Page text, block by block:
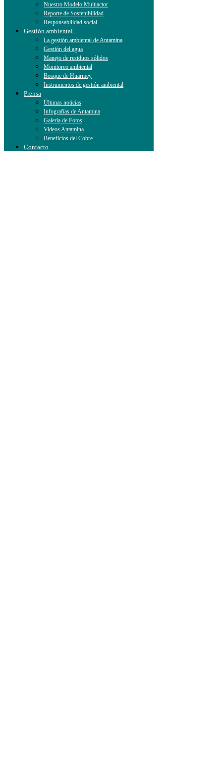
Nuestro Modelo Multiactor
Reporte de Sostenibilidad
Responsabilidad social
Gestión ambiental
La gestión ambiental de Antamina
Gestión del agua
Manejo de residuos sólidos
Monitoreo ambiental
Bosque de Huarmey
Instrumentos de gestión ambiental
Prensa
Últimas noticias
Infografías de Antamina
Galería de Fotos
Videos Antamina
Beneficios del Cobre
Contacto